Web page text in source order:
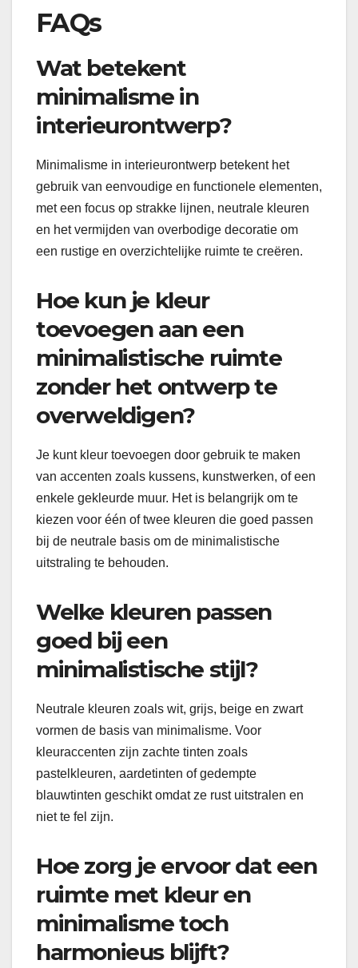
FAQs
Wat betekent
minimalisme in
interieurontwerp?
Minimalisme in interieurontwerp betekent het
gebruik van eenvoudige en functionele elementen,
met een focus op strakke lijnen, neutrale kleuren
en het vermijden van overbodige decoratie om
een rustige en overzichtelijke ruimte te creëren.
Hoe kun je kleur
toevoegen aan een
minimalistische ruimte
zonder het ontwerp te
overweldigen?
Je kunt kleur toevoegen door gebruik te maken
van accenten zoals kussens, kunstwerken, of een
enkele gekleurde muur. Het is belangrijk om te
kiezen voor één of twee kleuren die goed passen
bij de neutrale basis om de minimalistische
uitstraling te behouden.
Welke kleuren passen
goed bij een
minimalistische stijl?
Neutrale kleuren zoals wit, grijs, beige en zwart
vormen de basis van minimalisme. Voor
kleuraccenten zijn zachte tinten zoals
pastelkleuren, aardetinten of gedempte
blauwtinten geschikt omdat ze rust uitstralen en
niet te fel zijn.
Hoe zorg je ervoor dat een
ruimte met kleur en
minimalisme toch
harmonieus blijft?